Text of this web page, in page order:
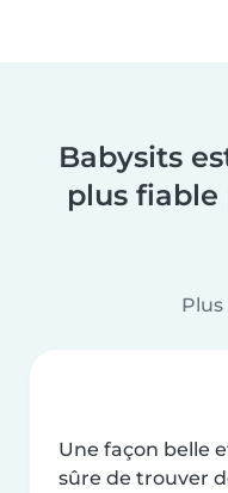
Babysits
plus
Plus
Une façon belle
sûre de trouver